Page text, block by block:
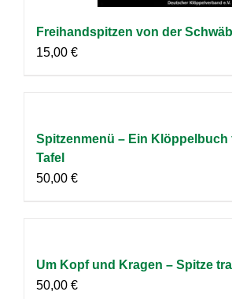
Freihandspitzen von der
15,00 €
Spitzenmenü – Ein Klöppelbuch
Tafel
50,00 €
Um Kopf und Kragen – Spitze
50,00 €